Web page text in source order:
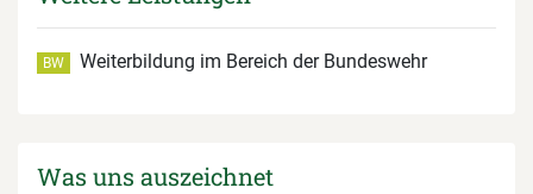
BW Weiterbildung im Bereich der Bundeswehr
Was uns auszeichnet